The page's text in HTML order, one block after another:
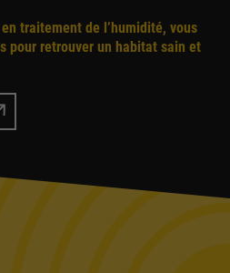
traitement de l’humidité, vous
pour retrouver un habitat sain et